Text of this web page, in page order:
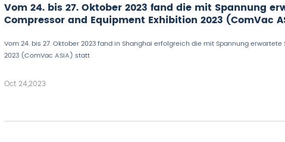
Vom 24. bis 27. Oktober 2023 fand die mit Spannung
Compressor and Equipment Exhibition 2023 (ComVac
Vom 24. bis 27. Oktober 2023 fand in Shanghai erfolgreich die mit Spannung
2023 (ComVac ASIA) statt
Oct 24,2023